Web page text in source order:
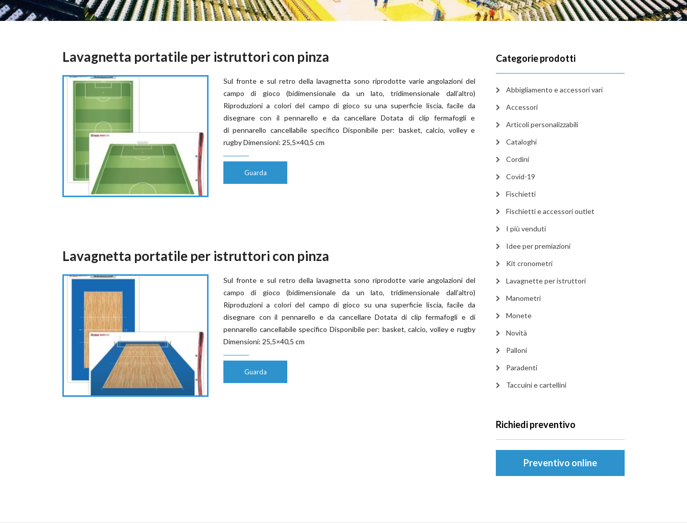
Lavagnetta portatile per istruttori con pinza
Sul fronte e sul retro della lavagnetta sono riprodotte varie angolazioni del
campo di gioco (bidimensionale da un lato, tridimensionale dall’altro)
Riproduzioni a colori del campo di gioco su una superficie liscia, facile da
disegnare con il pennarello e da cancellare Dotata di clip fermafogli e
di pennarello cancellabile specifico Disponibile per: basket, calcio, volley e
rugby Dimensioni: 25,5×40,5 cm
Guarda
Lavagnetta portatile per istruttori con pinza
Sul fronte e sul retro della lavagnetta sono riprodotte varie angolazioni del
campo di gioco (bidimensionale da un lato, tridimensionale dall’altro)
Riproduzioni a colori del campo di gioco su una superficie liscia, facile da
disegnare con il pennarello e da cancellare Dotata di clip fermafogli e di
pennarello cancellabile specifico Disponibile per: basket, calcio, volley e rugby
Dimensioni: 25,5×40,5 cm
Guarda
Categorie prodotti
Abbigliamento e accessori vari
Accessori
Articoli personalizzabili
Cataloghi
Cordini
Covid-19
Fischietti
Fischietti e accessori outlet
I più venduti
Idee per premiazioni
Kit cronometri
Lavagnette per istruttori
Manometri
Monete
Novità
Palloni
Paradenti
Taccuini e cartellini
Richiedi preventivo
Preventivo online